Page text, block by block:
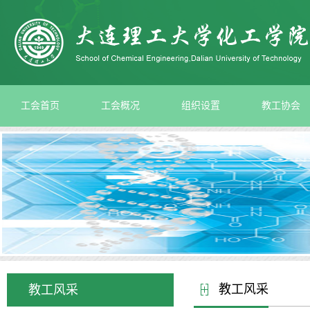
工会首页 工会概况 组织设置 教工协会
教工风采 教工风采